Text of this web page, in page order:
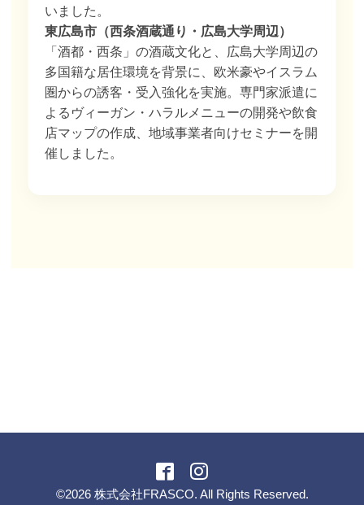
いました。
東広島市（西条酒蔵通り・広島大学周辺）
「酒都・西条」の酒蔵文化と、広島大学周辺の
多国籍な居住環境を背景に、欧米豪やイスラム
圏からの誘客・受入強化を実施。専門家派遣に
よるヴィーガン・ハラルメニューの開発や飲食
店マップの作成、地域事業者向けセミナーを開
催しました。
©2026 株式会社FRASCO. All Rights Reserved.